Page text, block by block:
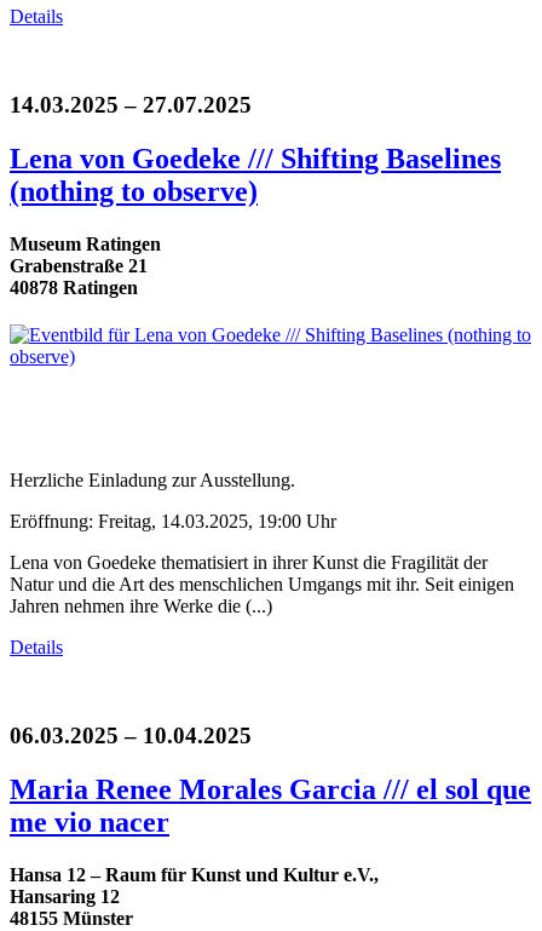
Details
14.03.2025 – 27.07.2025
Lena von Goedeke /// Shifting Baselines
(nothing to observe)
Museum Ratingen
Grabenstraße 21
40878 Ratingen
Herzliche Einladung zur Ausstellung.
Eröffnung: Freitag, 14.03.2025, 19:00 Uhr
Lena von Goedeke thematisiert in ihrer Kunst die Fragilität der
Natur und die Art des menschlichen Umgangs mit ihr. Seit einigen
Jahren nehmen ihre Werke die (...)
Details
06.03.2025 – 10.04.2025
Maria Renee Morales Garcia /// el sol que
me vio nacer
Hansa 12 – Raum für Kunst und Kultur e.V.,
Hansaring 12
48155 Münster